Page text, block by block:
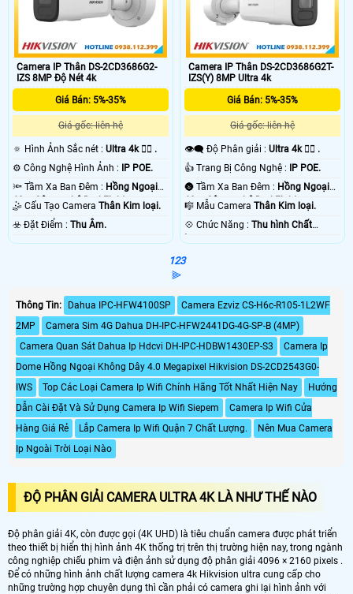
Camera IP Thân DS-2CD3686G2-
IZS 8MP Độ Nét 4k
Giá Bán: 5%-35%
Giá gốc: liên hệ
🔅 Hình Ảnh Sắc nét : Ultra 4k 👍🏾 .
⚙ Công Nghệ Hình Ảnh : IP POE.
🔦 Tầm Xa Ban Đêm : Hồng Ngoại
60m Công nghệ DarkFighter.
🤹 Cấu Tạo Camera Thân Kim loại.
️☣️ Đặt Điểm : Thu Âm.
Camera IP Thân DS-2CD3686G2T-
IZS(Y) 8MP Ultra 4k
Giá Bán: 5%-35%
Giá gốc: liên hệ
👁️‍🗨 Độ Phân giải :Ultra 4k 👍🏾 .
👍 Trang Bị Công Nghệ : IP POE.
🌚 Tầm Xa Ban Đêm : Hồng Ngoại
60m Công nghệ DarkFighter.
🎼️ Mẫu CameraThân Kim loại.
️💠 Chức Năng :Thu hình Chất
Lượng.
123
⫸
Thông Tin: Dahua IPC-HFW4100SP
Camera Ezviz CS-H6c-R105-1L2WF
2MP
Camera Sim 4G Dahua DH-IPC-HFW2441DG-4G-SP-B (4MP)
Camera Quan Sát Dahua Ip Hdcvi DH-IPC-HDBW1430EP-S3
Camera Ip
Dome Hồng Ngoại Không Dây 4.0 Megapixel Hikvision DS-2CD2543G0-
IWS
Top Các Loại Camera Ip Wifi Chính Hãng Tốt Nhất Hiện Nay
Hướng
Dẫn Cài Đặt Và Sử Dụng Camera Ip Wifi Siepem
Camera Ip Wifi Cửa
Hàng Giá Rẻ
Lắp Camera Ip Wifi Quận 7 Chất Lượng.
Nên Mua Camera
Ip Ngoài Trời Loại Nào
ĐỘ PHÂN GIẢI CAMERA ULTRA 4K LÀ NHƯ THẾ NÀO
Độ phân giải 4K, còn được gọi (4K UHD) là tiêu chuẩn camera được phát triển
theo thiết bị hiển thị hình ảnh 4K thống trị trên thị trường hiện nay, trong ngành
công nghiệp chiếu phim và điện ảnh sử dụng độ phân giải 4096 × 2160 pixels .
Để có những hình ảnh chất lượng camera 4k Hikvision ultra cung cấp cho
những trường hợp chuyên dụng thì cần phải có camera ghi lại hình ảnh với